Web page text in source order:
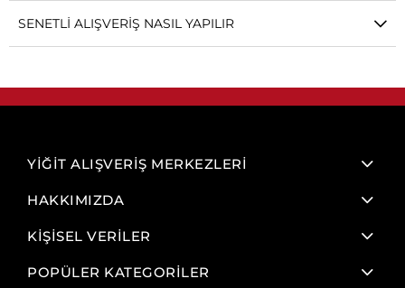
SENETLI ALIŞVERIŞ NASIL YAPILIR
YİĞİT ALIŞVERİŞ MERKEZLERİ
HAKKIMIZDA
KİŞİSEL VERİLER
POPÜLER KATEGORİLER